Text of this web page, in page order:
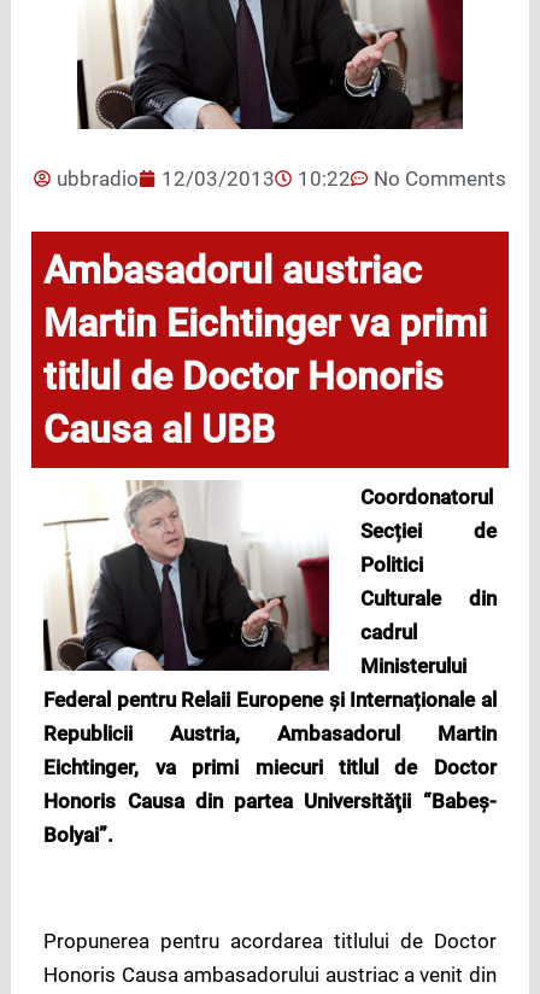
ubbradio 12/03/2013 10:22 No Comments
Ambasadorul austriac
Martin Eichtinger va primi
titlul de Doctor Honoris
Causa al UBB
Coordonatorul
Secției de
Politici
Culturale din
cadrul
Ministerului
Federal pentru Relaii Europene și Internaționale al
Republicii Austria, Ambasadorul Martin
Eichtinger, va primi miecuri titlul de Doctor
Honoris Causa din partea Universităţii “Babeş-
Bolyai”.
Propunerea pentru acordarea titlului de Doctor
Honoris Causa ambasadorului austriac a venit din